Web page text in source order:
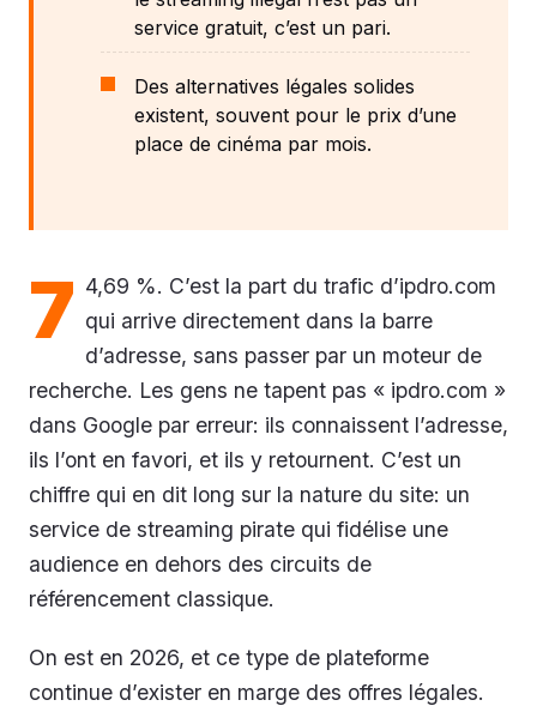
service gratuit, c’est un pari.
Des alternatives légales solides
existent, souvent pour le prix d’une
place de cinéma par mois.
7 4,69 %. C’est la part du trafic d’ipdro.com
qui arrive directement dans la barre
d’adresse, sans passer par un moteur de
recherche. Les gens ne tapent pas « ipdro.com »
dans Google par erreur: ils connaissent l’adresse,
ils l’ont en favori, et ils y retournent. C’est un
chiffre qui en dit long sur la nature du site: un
service de streaming pirate qui fidélise une
audience en dehors des circuits de
référencement classique.
On est en 2026, et ce type de plateforme
continue d’exister en marge des offres légales.